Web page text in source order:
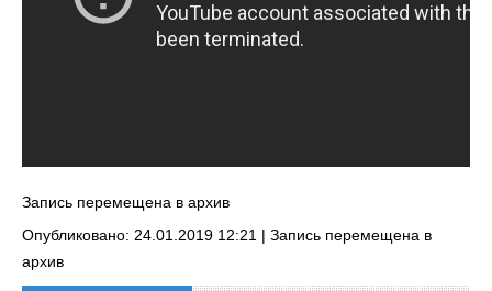
Запись перемещена в архив
Опубликовано: 24.01.2019 12:21 | Запись перемещена в
архив